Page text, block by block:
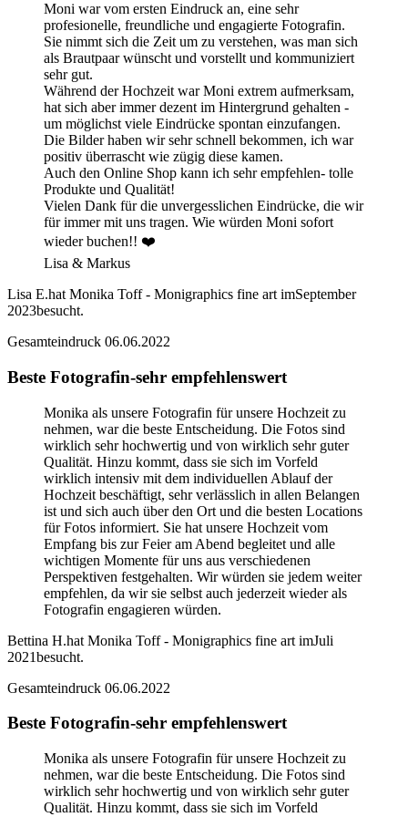
Moni war vom ersten Eindruck an, eine sehr
profesionelle, freundliche und engagierte Fotografin.
Sie nimmt sich die Zeit um zu verstehen, was man sich
als Brautpaar wünscht und vorstellt und kommuniziert
sehr gut.
Während der Hochzeit war Moni extrem aufmerksam,
hat sich aber immer dezent im Hintergrund gehalten -
um möglichst viele Eindrücke spontan einzufangen.
Die Bilder haben wir sehr schnell bekommen, ich war
positiv überrascht wie zügig diese kamen.
Auch den Online Shop kann ich sehr empfehlen- tolle
Produkte und Qualität!
Vielen Dank für die unvergesslichen Eindrücke, die wir
für immer mit uns tragen. Wie würden Moni sofort
wieder buchen!! ❤️
Lisa & Markus
Lisa E.hat Monika Toff - Monigraphics fine art imSeptember
2023besucht.
Gesamteindruck 06.06.2022
Beste Fotografin-sehr empfehlenswert
Monika als unsere Fotografin für unsere Hochzeit zu
nehmen, war die beste Entscheidung. Die Fotos sind
wirklich sehr hochwertig und von wirklich sehr guter
Qualität. Hinzu kommt, dass sie sich im Vorfeld
wirklich intensiv mit dem individuellen Ablauf der
Hochzeit beschäftigt, sehr verlässlich in allen Belangen
ist und sich auch über den Ort und die besten Locations
für Fotos informiert. Sie hat unsere Hochzeit vom
Empfang bis zur Feier am Abend begleitet und alle
wichtigen Momente für uns aus verschiedenen
Perspektiven festgehalten. Wir würden sie jedem weiter
empfehlen, da wir sie selbst auch jederzeit wieder als
Fotografin engagieren würden.
Bettina H.hat Monika Toff - Monigraphics fine art imJuli
2021besucht.
Gesamteindruck 06.06.2022
Beste Fotografin-sehr empfehlenswert
Monika als unsere Fotografin für unsere Hochzeit zu
nehmen, war die beste Entscheidung. Die Fotos sind
wirklich sehr hochwertig und von wirklich sehr guter
Qualität. Hinzu kommt, dass sie sich im Vorfeld